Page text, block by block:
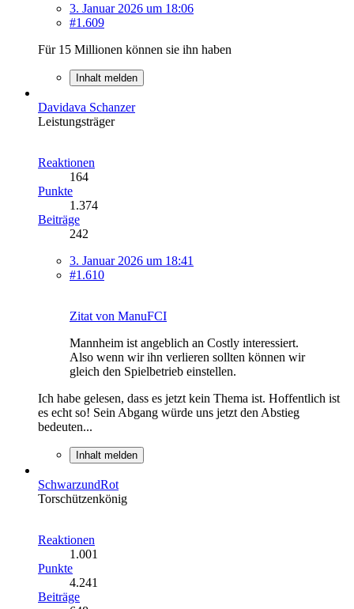
3. Januar 2026 um 18:06
#1.609
Für 15 Millionen können sie ihn haben
Inhalt melden
Davidava Schanzer
Leistungsträger
Reaktionen
164
Punkte
1.374
Beiträge
242
3. Januar 2026 um 18:41
#1.610
Zitat von ManuFCI
Mannheim ist angeblich an Costly interessiert.
Also wenn wir ihn verlieren sollten können wir
gleich den Spielbetrieb einstellen.
Ich habe gelesen, dass es jetzt kein Thema ist. Hoffentlich ist
es echt so! Sein Abgang würde uns jetzt den Abstieg
bedeuten...
Inhalt melden
SchwarzundRot
Torschützenkönig
Reaktionen
1.001
Punkte
4.241
Beiträge